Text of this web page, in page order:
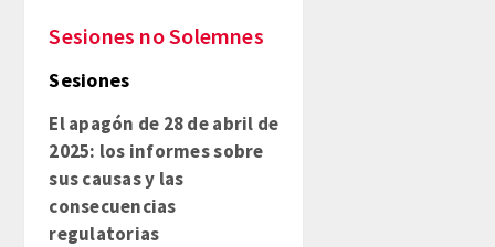
Sesiones no Solemnes
Sesiones
El apagón de 28 de abril de
2025: los informes sobre
sus causas y las
consecuencias
regulatorias